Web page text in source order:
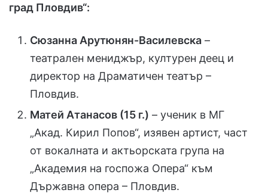
град Пловдив“:
Сюзанна Арутюнян-Василевска –
театрален мениджър, културен деец и
директор на Драматичен театър –
Пловдив.
Матей Атанасов (15 г.) – ученик в МГ
„Акад. Кирил Попов“, изявен артист, част
от вокалната и актьорската група на
„Академия на госпожа Опера“ към
Държавна опера – Пловдив.